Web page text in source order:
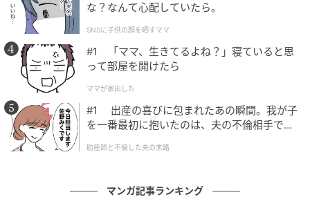
な？なんて心配していたら。
SNSに子供の顔を晒すママ
#1 「ママ、生きてるよね？」寝ていると思
って部屋を開けたら
ママが家出した
#1 出産の喜びに包まれたあの瞬間。我が子
を一番最初に抱いたのは、夫の不倫相手でし
助産師と不倫した夫の末路
マンガ記事ランキング